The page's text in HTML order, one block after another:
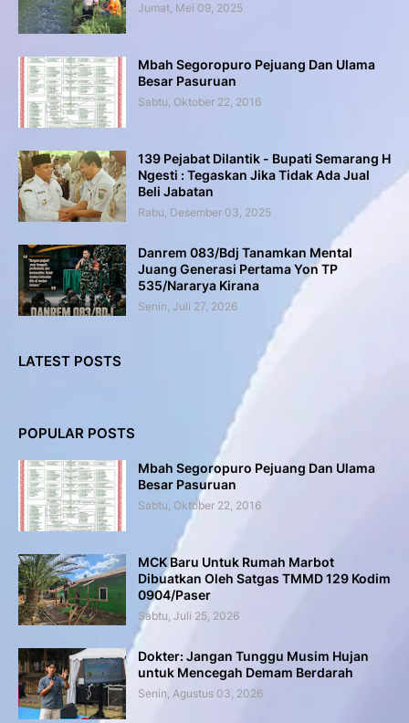
Jumat, Mei 09, 2025
Mbah Segoropuro Pejuang Dan Ulama
Besar Pasuruan
Sabtu, Oktober 22, 2016
139 Pejabat Dilantik - Bupati Semarang H
Ngesti : Tegaskan Jika Tidak Ada Jual
Beli Jabatan
Rabu, Desember 03, 2025
Danrem 083/Bdj Tanamkan Mental
Juang Generasi Pertama Yon TP
535/Nararya Kirana
Senin, Juli 27, 2026
LATEST POSTS
POPULAR POSTS
Mbah Segoropuro Pejuang Dan Ulama
Besar Pasuruan
Sabtu, Oktober 22, 2016
MCK Baru Untuk Rumah Marbot
Dibuatkan Oleh Satgas TMMD 129 Kodim
0904/Paser
Sabtu, Juli 25, 2026
Dokter: Jangan Tunggu Musim Hujan
untuk Mencegah Demam Berdarah
Senin, Agustus 03, 2026